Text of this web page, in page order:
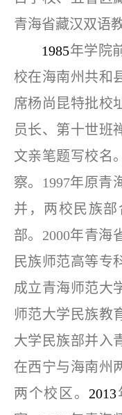
青海省藏汉双语
1985年学院
校在海南州共和
席杨尚昆特批校
员长、第十世班
文亲笔题写校名
察。1997年原青
并，两校民族
部。2000年青海
民族师范高等专
成立青海师范大
师范大学民族教
大学民族部并入
在西宁与海南州
两个校区。 2013